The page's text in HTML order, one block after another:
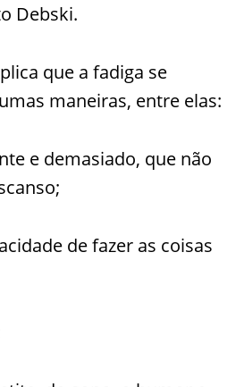
Debski.
que a fadiga se
maneiras, entre elas:
e demasiado, que não
de fazer as coisas